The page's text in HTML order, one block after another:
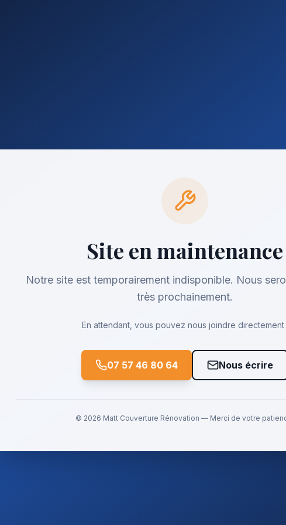
Site en maintenance
Notre site est temporairement indisponible. Nous
très prochainement.
En attendant, vous pouvez nous joindre directement
07 57 46 80 64 Nous écrire
© 2026 Matt Couverture Rénovation — Merci de votre